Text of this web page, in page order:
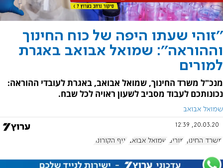
''זוהי שעתו היפה של כוח החינוך
וההוראה'': שמואל אבואב באגרת
למורים
מנכ"ל משרד החינוך, שמואל אבואב, באגרת לעובדי ההוראה:
נכונותכם לעבוד מסביב לשעון ראויה לכל שבח.
שמואל אבואב
20.03.20, 12:39
משרד החינוך מורים שמואל אבואב נגיף הקורונה